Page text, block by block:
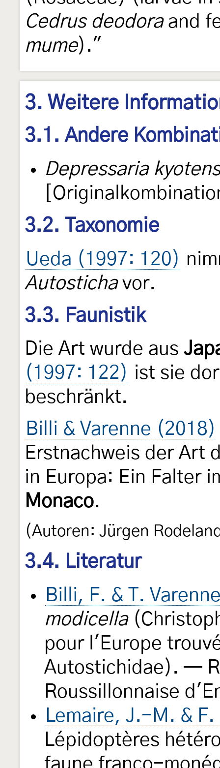
Cedrus deodoraand
mume)."
3. Weitere
3.1. Andere
Depressaria
3.2. Taxonomie
Ueda (1997: 120)
Autostichavor.
3.3. Faunistik
Die Art wurde aus
(1997: 122) ist sie
beschränkt.
Billi & Varenne (2018)
Erstnachweis der Art
in Europa: Ein Falter
Monaco.
(Autoren: Jürgen
3.4. Literatur
Billi, F. & T.
modicella
pour l'Europe
Autostichidae). —
Roussillonnaise
Lemaire, J.-M. &
Lépidoptères
faune franco-